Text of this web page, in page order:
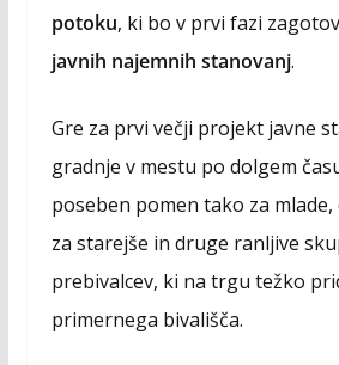
potoku, ki bo v prvi fazi
javnih najemnih stanovanj.
Gre za prvi večji projekt javne
gradnje v mestu po dolgem
poseben pomen tako za
za starejše in druge ranljive
prebivalcev, ki na trgu težko
primernega bivališča.